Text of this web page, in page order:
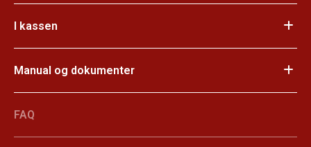
I kassen
Manual og dokumenter
FAQ